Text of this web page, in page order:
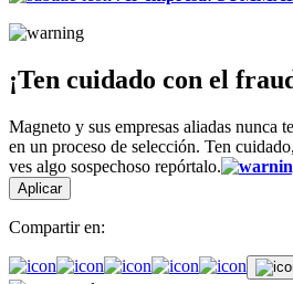
¡Ten cuidado con el
Magneto y sus empresas aliadas nunca
en un proceso de selección. Ten
ves algo sospechoso repórtalo.
Aplicar
Compartir en: